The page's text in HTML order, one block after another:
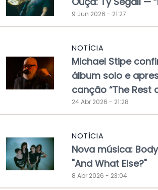
9 Jun 2026 - 21:27
NOTÍCIA
Michael Stipe
álbum solo e
canção “The Rest
24 Abr 2026 - 21:28
NOTÍCIA
Nova música:
"And What Else?"
8 Abr 2026 - 23:04